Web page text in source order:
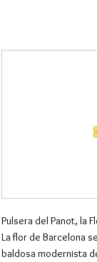
Pulsera del Panot, la
La flor de Barcelona
baldosa modernista